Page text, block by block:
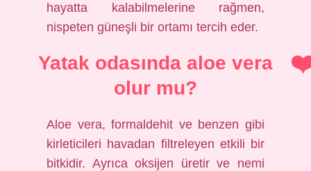
hayatta kalabilmelerine rağmen,
nispeten güneşli bir ortamı tercih eder.
Yatak odasında aloe vera
olur mu?
Aloe vera, formaldehit ve benzen gibi
kirleticileri havadan filtreleyen etkili bir
bitkidir. Ayrıca oksijen üretir ve nemi